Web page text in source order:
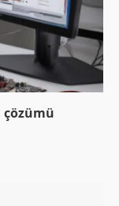
çözümü